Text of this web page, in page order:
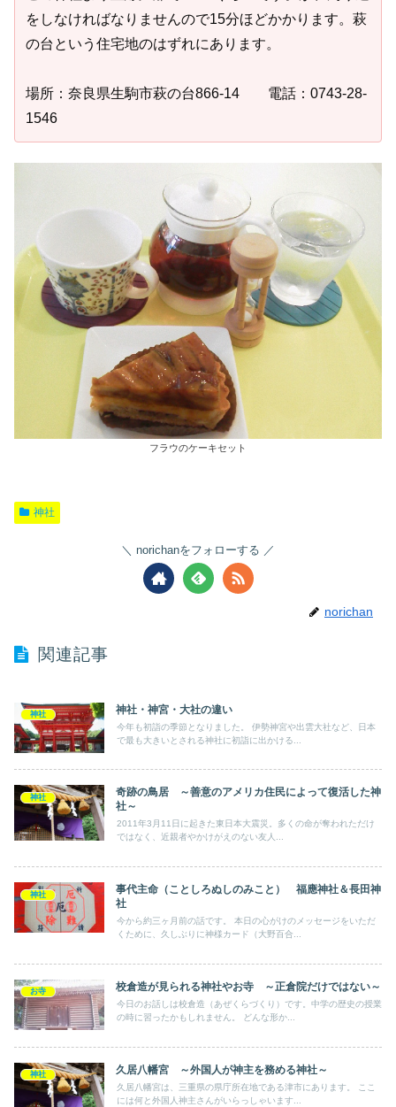
をしなければなりませんので15分ほどかかります。萩
の台という住宅地のはずれにあります。
場所：奈良県生駒市萩の台866-14 電話：0743-28-
1546
フラウのケーキセット
神社
norichanをフォローする
norichan
関連記事
神社 神社・神宮・大社の違い
今年も初詣の季節となりました。 伊勢神宮や出雲大社など、日本
で最も大きいとされる神社に初詣に出かける...
神社
奇跡の鳥居 ～善意のアメリカ住民によって復活した神
社～
2011年3月11日に起きた東日本大震災。多くの命が奪われただけ
ではなく、近親者やかけがえのない友人...
神社
事代主命（ことしろぬしのみこと） 福應神社＆長田神
社
今から約三ヶ月前の話です。 本日の心がけのメッセージをいただ
くために、久しぶりに神様カード（大野百合...
お寺 校倉造が見られる神社やお寺 ～正倉院だけではない～
今日のお話しは校倉造（あぜくらづくり）です。中学の歴史の授業
の時に習ったかもしれません。 どんな形か...
神社 久居八幡宮 ～外国人が神主を務める神社～
久居八幡宮は、三重県の県庁所在地である津市にあります。 ここ
には何と外国人神主さんがいらっしゃいます...